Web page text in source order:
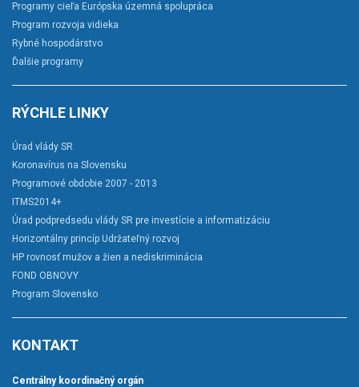
Programy cieľa Európska územná spolupráca
Program rozvoja vidieka
Rybné hospodárstvo
Ďalšie programy
RÝCHLE LINKY
Úrad vlády SR
Koronavírus na Slovensku
Programové obdobie 2007 - 2013
ITMS2014+
Úrad podpredsedu vlády SR pre investície a informatizáciu
Horizontálny princíp Udržateľný rozvoj
HP rovnosť mužov a žien a nediskriminácia
FOND OBNOVY
Program Slovensko
KONTAKT
Centrálny koordinačný orgán